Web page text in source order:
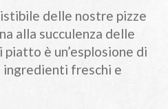
delle nostre pizze
alla succulenza delle
è un’esplosione di
ingredienti freschi e